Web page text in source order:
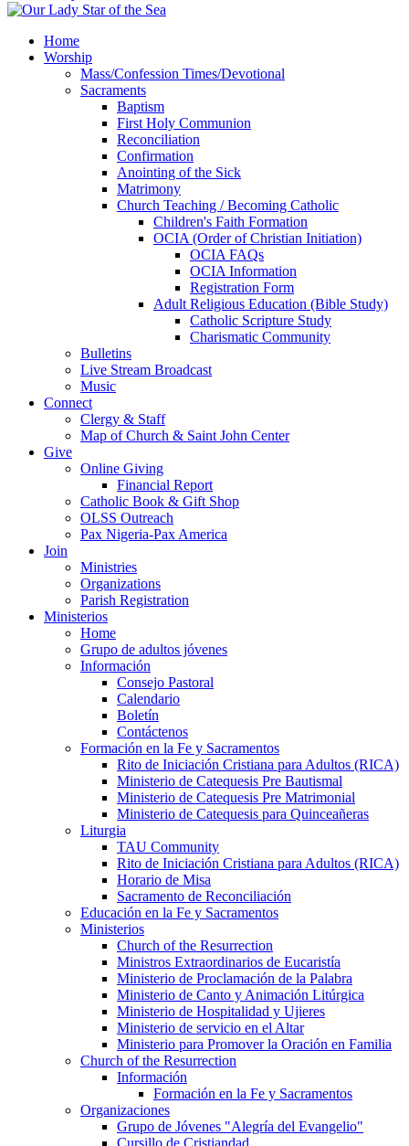
Home
Worship
Mass/Confession Times/Devotional
Sacraments
Baptism
First Holy Communion
Reconciliation
Confirmation
Anointing of the Sick
Matrimony
Church Teaching / Becoming Catholic
Children's Faith Formation
OCIA (Order of Christian Initiation)
OCIA FAQs
OCIA Information
Registration Form
Adult Religious Education (Bible Study)
Catholic Scripture Study
Charismatic Community
Bulletins
Live Stream Broadcast
Music
Connect
Clergy & Staff
Map of Church & Saint John Center
Give
Online Giving
Financial Report
Catholic Book & Gift Shop
OLSS Outreach
Pax Nigeria-Pax America
Join
Ministries
Organizations
Parish Registration
Ministerios
Home
Grupo de adultos jóvenes
Información
Consejo Pastoral
Calendario
Boletín
Contáctenos
Formación en la Fe y Sacramentos
Rito de Iniciación Cristiana para Adultos (RICA)
Ministerio de Catequesis Pre Bautismal
Ministerio de Catequesis Pre Matrimonial
Ministerio de Catequesis para Quinceañeras
Liturgia
TAU Community
Rito de Iniciación Cristiana para Adultos (RICA)
Horario de Misa
Sacramento de Reconciliación
Educación en la Fe y Sacramentos
Ministerios
Church of the Resurrection
Ministros Extraordinarios de Eucaristía
Ministerio de Proclamación de la Palabra
Ministerio de Canto y Animación Litúrgica
Ministerio de Hospitalidad y Ujieres
Ministerio de servicio en el Altar
Ministerio para Promover la Oración en Familia
Church of the Resurrection
Información
Formación en la Fe y Sacramentos
Organizaciones
Grupo de Jóvenes "Alegría del Evangelio"
Cursillo de Cristiandad